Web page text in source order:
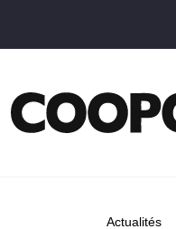
Actualités